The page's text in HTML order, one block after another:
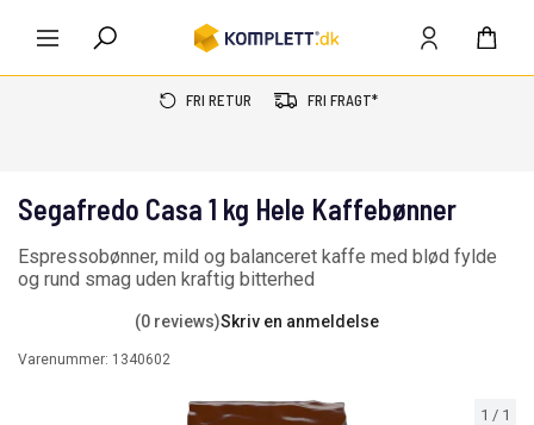
FRI RETUR FRI FRAGT*
1 / 1
Segafredo Casa 1 kg Hele Kaffebønner
Espressobønner, mild og balanceret kaffe med blød fylde
og rund smag uden kraftig bitterhed
(0 reviews)Skriv en anmeldelse
Varenummer: 1340602